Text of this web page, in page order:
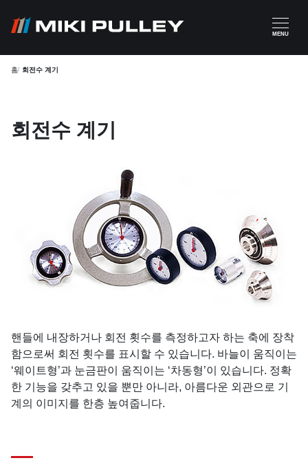
MENU
홈 회전수 계기
회전수 계기
핸들에 내장하거나 회전 횟수를 측정하고자 하는 축에 장착
함으로써 회전 횟수를 표시할 수 있습니다. 바늘이 움직이는
‘웨이트형’과 눈금판이 움직이는 ‘차동형’이 있습니다. 정확
한 기능을 갖추고 있을 뿐만 아니라, 아름다운 외관으로 기
계의 이미지를 한층 높여줍니다.